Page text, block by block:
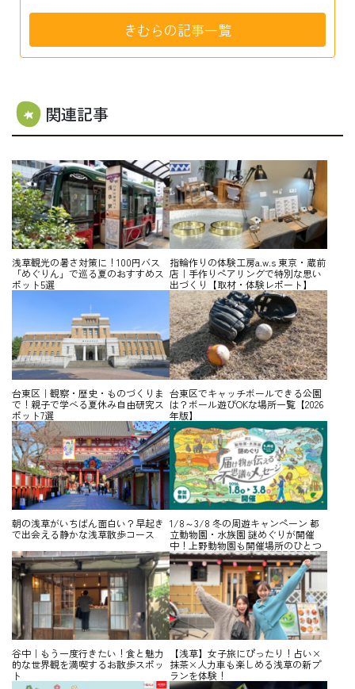
きむらの記事一覧
関連記事
浅草観光の暑さ対策に！100円バス
「めぐりん」で巡る夏のおすすめス
ポット5選
指輪作りの体験工房a.w.s 東京・蔵前
店｜手作りペアリングで特別な思い
出づくり【取材・体験レポート】
台東区｜観察・歴史・ものづくりま
で！親子で学べる夏休み自由研究ス
ポット7選
台東区でキャッチボールできる公園
は？ボール遊びOKな場所一覧【2026
年版】
朝の浅草がいちばん面白い？早起き
で出会える静かな浅草散歩コース
1/8～3/8 冬の周遊キャンペーン 都
立動物園・水族園 謎めぐりが開催
中！上野動物園も開催場所のひとつ
谷中｜もう一度行きたい！食と魅力
的な世界観を満喫するお散歩スポッ
ト
【浅草】女子旅にぴったり！占い×
抹茶×人力車も楽しめる浅草の新プ
ランを体験！